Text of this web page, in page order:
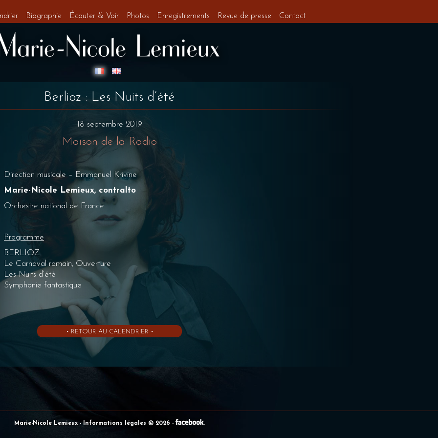
Berlioz : Les Nuits d’été
18 septembre 2019
Maison de la Radio
Direction musicale – Emmanuel Krivine
Marie-Nicole Lemieux, contralto
Orchestre national de France
Programme
BERLIOZ
Le Carnaval romain, Ouverture
Les Nuits d’été
Symphonie fantastique
• RETOUR AU CALENDRIER •
Marie-Nicole Lemieux - Informations légales © 2026 -
Biographie Écouter & Voir Photos Enregistrements Revue de presse Contact